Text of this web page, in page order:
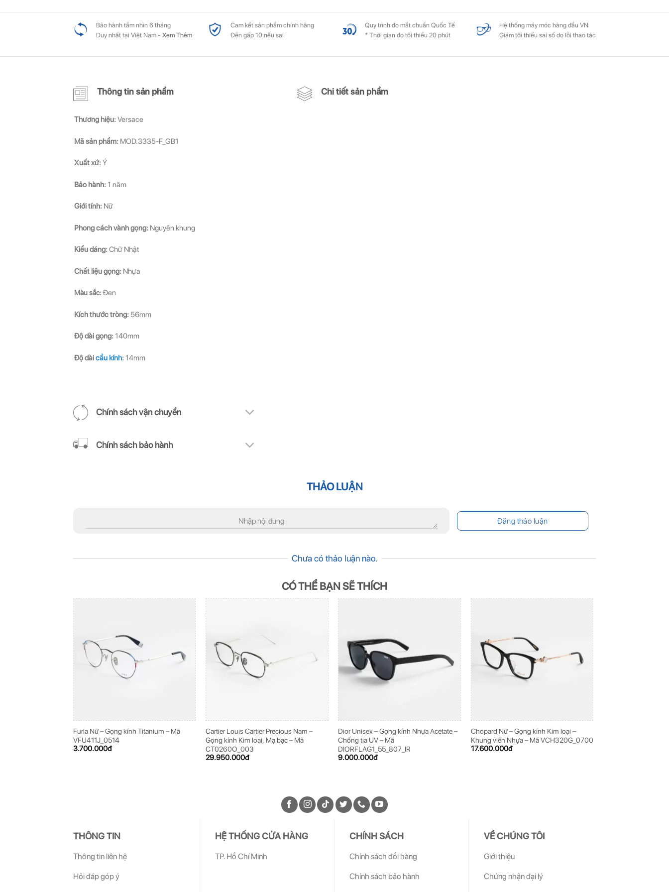
Bảo hành tầm nhìn 6 tháng
Duy nhất tại Việt Nam - Xem Thêm
Cam kết sản phẩm chính hãng
Đền gấp 10 nếu sai
Quy trình đo mắt chuẩn Quốc Tế
* Thời gian đo tối thiểu 20 phút
Hệ thống máy móc hàng đầu VN
Giảm tối thiểu sai số do lỗi thao tác
Thông tin sản phẩm
Thương hiệu:Versace
Mã sản phẩm: MOD.3335-F_GB1
Xuất xứ:Ý
Bảo hành:1 năm
Giới tính: Nữ
Phong cách vành gọng: Nguyên khung
Kiểu dáng:Chữ Nhật
Chất liệu gọng: Nhựa
Màu sắc:Đen
Kích thước tròng: 56mm
Độ dài gọng:140mm
Độ dàicầu kính:14mm
Chính sách vận chuyển
Chính sách bảo hành
Chi tiết sản phẩm
THẢO LUẬN
Chưa có thảo luận nào.
CÓ THỂ BẠN SẼ THÍCH
Furla Nữ – Gọng kính Titanium – Mã
VFU411J_0514
3.700.000đ
Cartier Louis Cartier Precious Nam –
Gọng kính Kim loại, Mạ bạc – Mã
CT0260O_003
29.950.000đ
Dior Unisex – Gọng kính Nhựa Acetate –
Chống tia UV – Mã
DIORFLAG1_55_807_IR
9.000.000đ
Chopard Nữ – Gọng kính Kim loại –
Khung viền Nhựa – Mã VCH320G_0700
17.600.000đ
THÔNG TIN
Thông tin liên hệ
Hỏi đáp góp ý
HỆ THỐNG CỬA HÀNG
TP. Hồ Chí Minh
CHÍNH SÁCH
Chính sách đổi hàng
Chính sách bảo hành
VỀ CHÚNG TÔI
Giới thiệu
Chứng nhận đại lý